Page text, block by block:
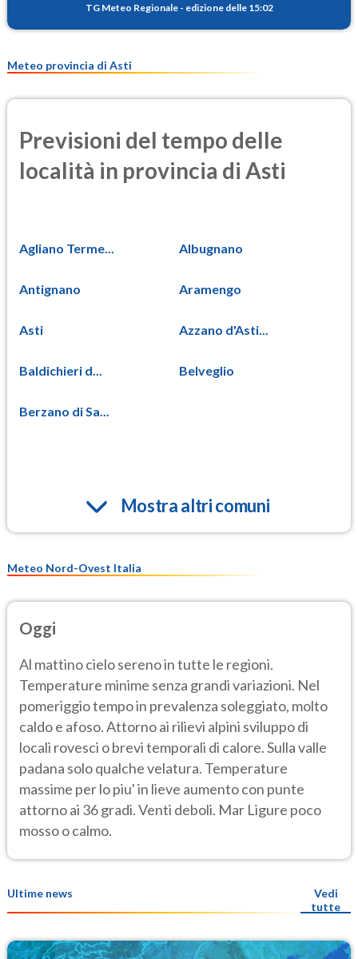
PM25
TG Meteo Regionale - edizione delle 15:02
Meteo provincia di Asti
Previsioni del tempo delle
località in provincia di Asti
Agliano Terme... Albugnano
Antignano Aramengo
Asti Azzano d'Asti...
Baldichieri d... Belveglio
Berzano di Sa...
Mostra altri comuni
Meteo Nord-Ovest Italia
Oggi
Al mattino cielo sereno in tutte le regioni.
Temperature minime senza grandi variazioni. Nel
pomeriggio tempo in prevalenza soleggiato, molto
caldo e afoso. Attorno ai rilievi alpini sviluppo di
locali rovesci o brevi temporali di calore. Sulla valle
padana solo qualche velatura. Temperature
massime per lo piu' in lieve aumento con punte
attorno ai 36 gradi. Venti deboli. Mar Ligure poco
mosso o calmo.
Ultime news
Vedi
tutte